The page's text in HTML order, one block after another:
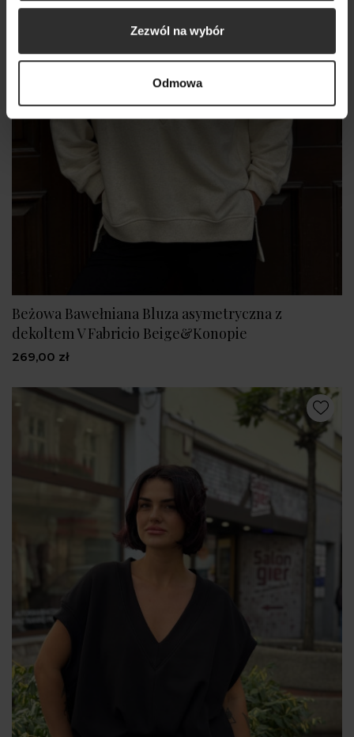
Zezwól na wybór
Odmowa
Beżowa Bawełniana Bluza asymetryczna z
dekoltem V Fabricio Beige&Konopie
269,00 zł